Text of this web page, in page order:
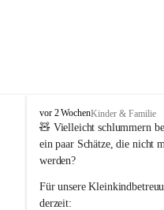
F
r
a
x
r
n
vor 2 WochenKinder & Familie
🧸 Vielleicht schlummern
ein paar Schätze, die nicht
werden?
Für unsere
derzeit: